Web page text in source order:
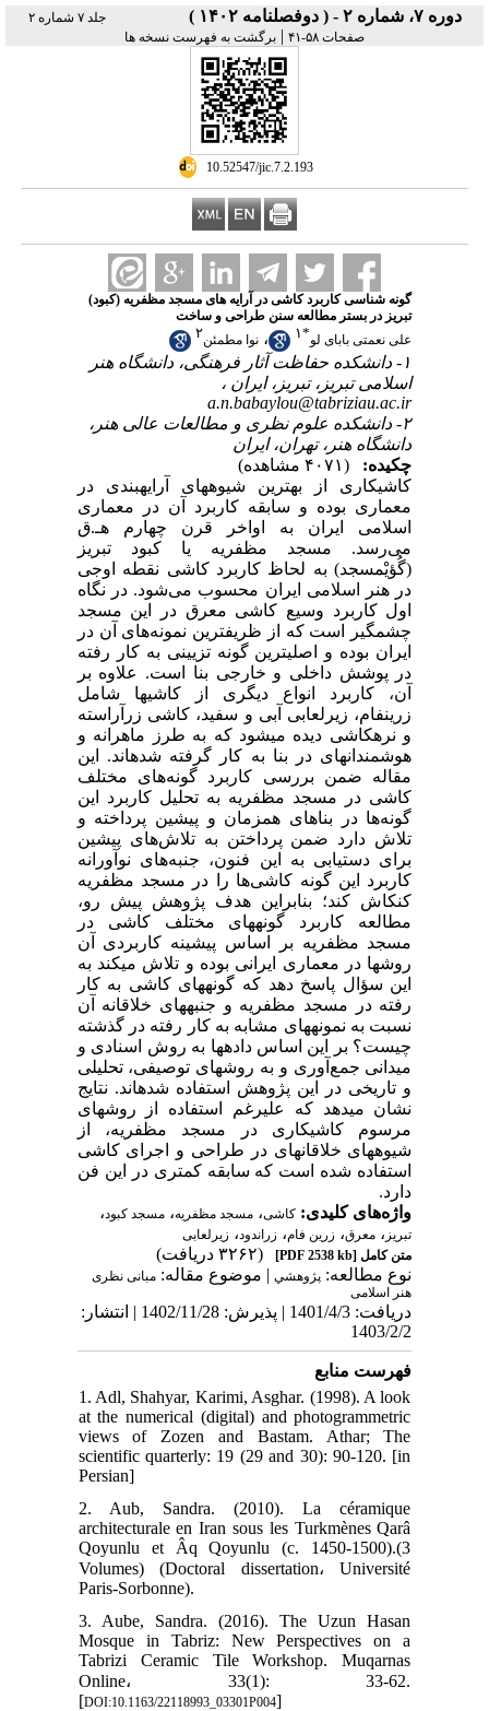
دوره ۷، شماره ۲ - ( دوفصلنامه ۱۴۰۲ )
جلد ۷ شماره ۲
صفحات ۵۸-۴۱
| برگشت به فهرست نسخه ها
‎ 10.52547/jic.7.2.193
گونه شناسی کاربرد کاشی در آرایه های مسجد مظفریه (کبود)
تبریز در بستر مطالعه سنن طراحی و ساخت
علی نعمتی بابای لو*۱ ، نوا مطمئن۲
۱- دانشکده حفاظت آثار فرهنگی، دانشگاه هنر
اسلامی تبریز، تبریز، ایران ،
a.n.babaylou@tabriziau.ac.ir
۲- دانشکده علوم نظری و مطالعات عالی هنر،
دانشگاه هنر، تهران، ایران
چکیده:
(۴۰۷۱ مشاهده)
کاشیکاری از بهترین شیوههای آرایهبندی در
معماری بوده و سابقه کاربرد آن در معماری
اسلامی ایران به اواخر قرن چهارم هـ.ق
می‌رسد. مسجد مظفریه یا کبود تبریز
(گُؤیْمسجد) به لحاظ کاربرد کاشی نقطه اوجی
در هنر اسلامی ایران محسوب می‌شود. در نگاه
اول کاربرد وسیع کاشی معرق در این مسجد
چشمگیر است که از ظریفترین نمونه‌های آن در
ایران بوده و اصلیترین گونه تزیینی به کار رفته
در پوشش داخلی و خارجی بنا است. علاوه بر
آن، کاربرد انواع دیگری از کاشیها شامل
زرینفام، زیرلعابی آبی و سفید، کاشی زرآراسته
و نرهکاشی دیده میشود که به طرز ماهرانه و
هوشمندانهای در بنا به ‌کار گرفته شدهاند. این
مقاله ضمن بررسی کاربرد گونه‌های مختلف
کاشی در مسجد مظفریه به تحلیل کاربرد این
گونه‌ها در بناهای همزمان و پیشین پرداخته و
تلاش دارد ضمن پرداختن به تلاش‌های پیشین
برای دستیابی به این فنون، جنبه‌های نوآورانه
کاربرد این گونه کاشی‌ها را در مسجد مظفریه
کنکاش کند؛ بنابراین هدف پژوهش پیش رو،
مطالعه کاربرد گونههای مختلف کاشی در
مسجد مظفریه بر اساس پیشینه کاربردی آن
روشها در معماری ایرانی بوده و تلاش میکند به
این سؤال پاسخ دهد که گونههای کاشی به کار
رفته در مسجد مظفریه و جنبههای خلاقانه آن
نسبت به نمونههای مشابه به کار رفته در گذشته
چیست؟ بر این اساس دادهها به روش اسنادی و
میدانی جمع‌آوری و به روشهای توصیفی، تحلیلی
و تاریخی در این پژوهش استفاده شدهاند. نتایج
نشان میدهد که علیرغم استفاده از روشهای
مرسوم کاشیکاری در مسجد مظفریه، از
شیوههای خلاقانهای در طراحی و اجرای کاشی
استفاده شده است که سابقه کمتری در این فن
دارد.
واژه‌های کلیدی: کاشی، مسجد مظفریه، مسجد کبود ،
تبریز ، معرق، زرین فام، زراندود ، زیرلعابی
متن کامل [PDF 2538 kb]
(۳۲۶۲ دریافت)
نوع مطالعه: پژوهشي| موضوع مقاله: مبانی نظری
هنر اسلامی
دریافت: 1401/4/3 | پذیرش: 1402/11/28 | انتشار:
1403/2/2
فهرست منابع
1. Adl, Shahyar, Karimi, Asghar. (1998). A look
at the numerical (digital) and photogrammetric
views of Zozen and Bastam. Athar; The
scientific quarterly: 19 (29 and 30): 90-120. [in
Persian]
2. Aub, Sandra. (2010). La céramique
architecturale en Iran sous les Turkmènes Qarâ
Qoyunlu et Âq Qoyunlu (c. 1450-1500).(3
Volumes) (Doctoral dissertation، Université
Paris-Sorbonne).
3. Aube, Sandra. (2016). The Uzun Hasan
Mosque in Tabriz: New Perspectives on a
Tabrizi Ceramic Tile Workshop. Muqarnas
Online، 33(1): 33-62.
[DOI:10.1163/22118993_03301P004]